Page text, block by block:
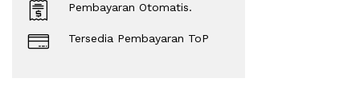
Pembayaran Otomatis.
Tersedia Pembayaran ToP